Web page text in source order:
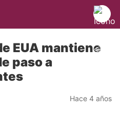
EUA mantiene
paso a
Hace 4 años